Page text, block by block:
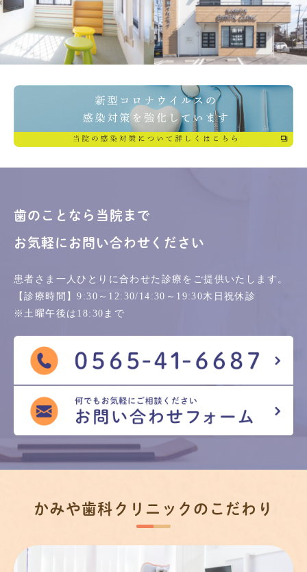
歯のことなら当院まで
お気軽にお問い合わせください
患者さま一人ひとりに合わせた診療を ご提供いたします。
【診療時間】9:30～12:30/14:30～19:30木日祝休診
※土曜午後は18:30まで
かみや歯科クリニックの こだわり